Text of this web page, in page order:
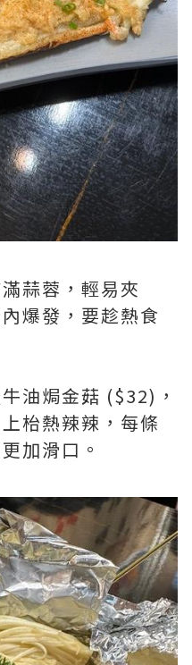
蒜蓉，輕易夾
爆發，要趁熱食
油焗金菇 ($32)，
枱熱辣辣，每條
加滑口。